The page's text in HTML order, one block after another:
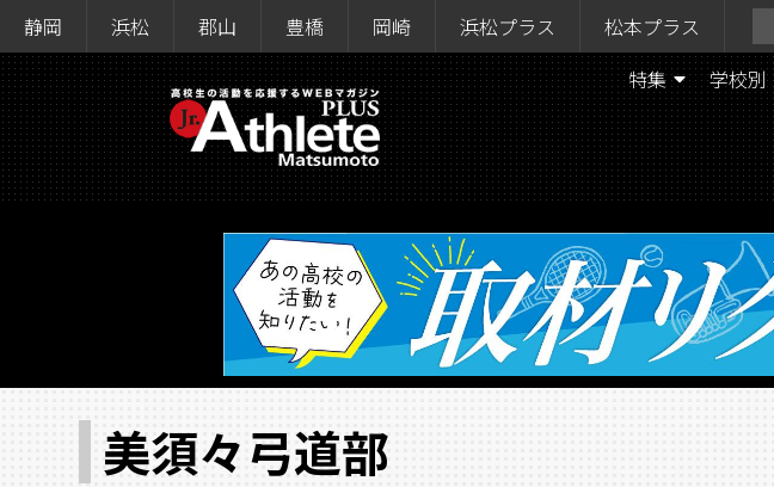
静岡 浜松 郡山 豊橋 岡崎 浜松プラス 松本プラス
特集 学校別
美須々弓道部